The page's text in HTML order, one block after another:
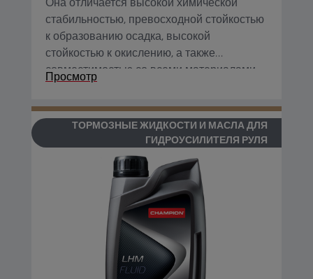
стабильностью, превосходной стойкостью
к образованию осадка, высокой
стойкостью к окислению, а также
совместимостью со всеми материалами
контура.
Просмотр
ТОРМОЗНЫЕ ЖИДКОСТИ И МАСЛА ДЛЯ
ГИДРОУСИЛИТЕЛЯ РУЛЯ